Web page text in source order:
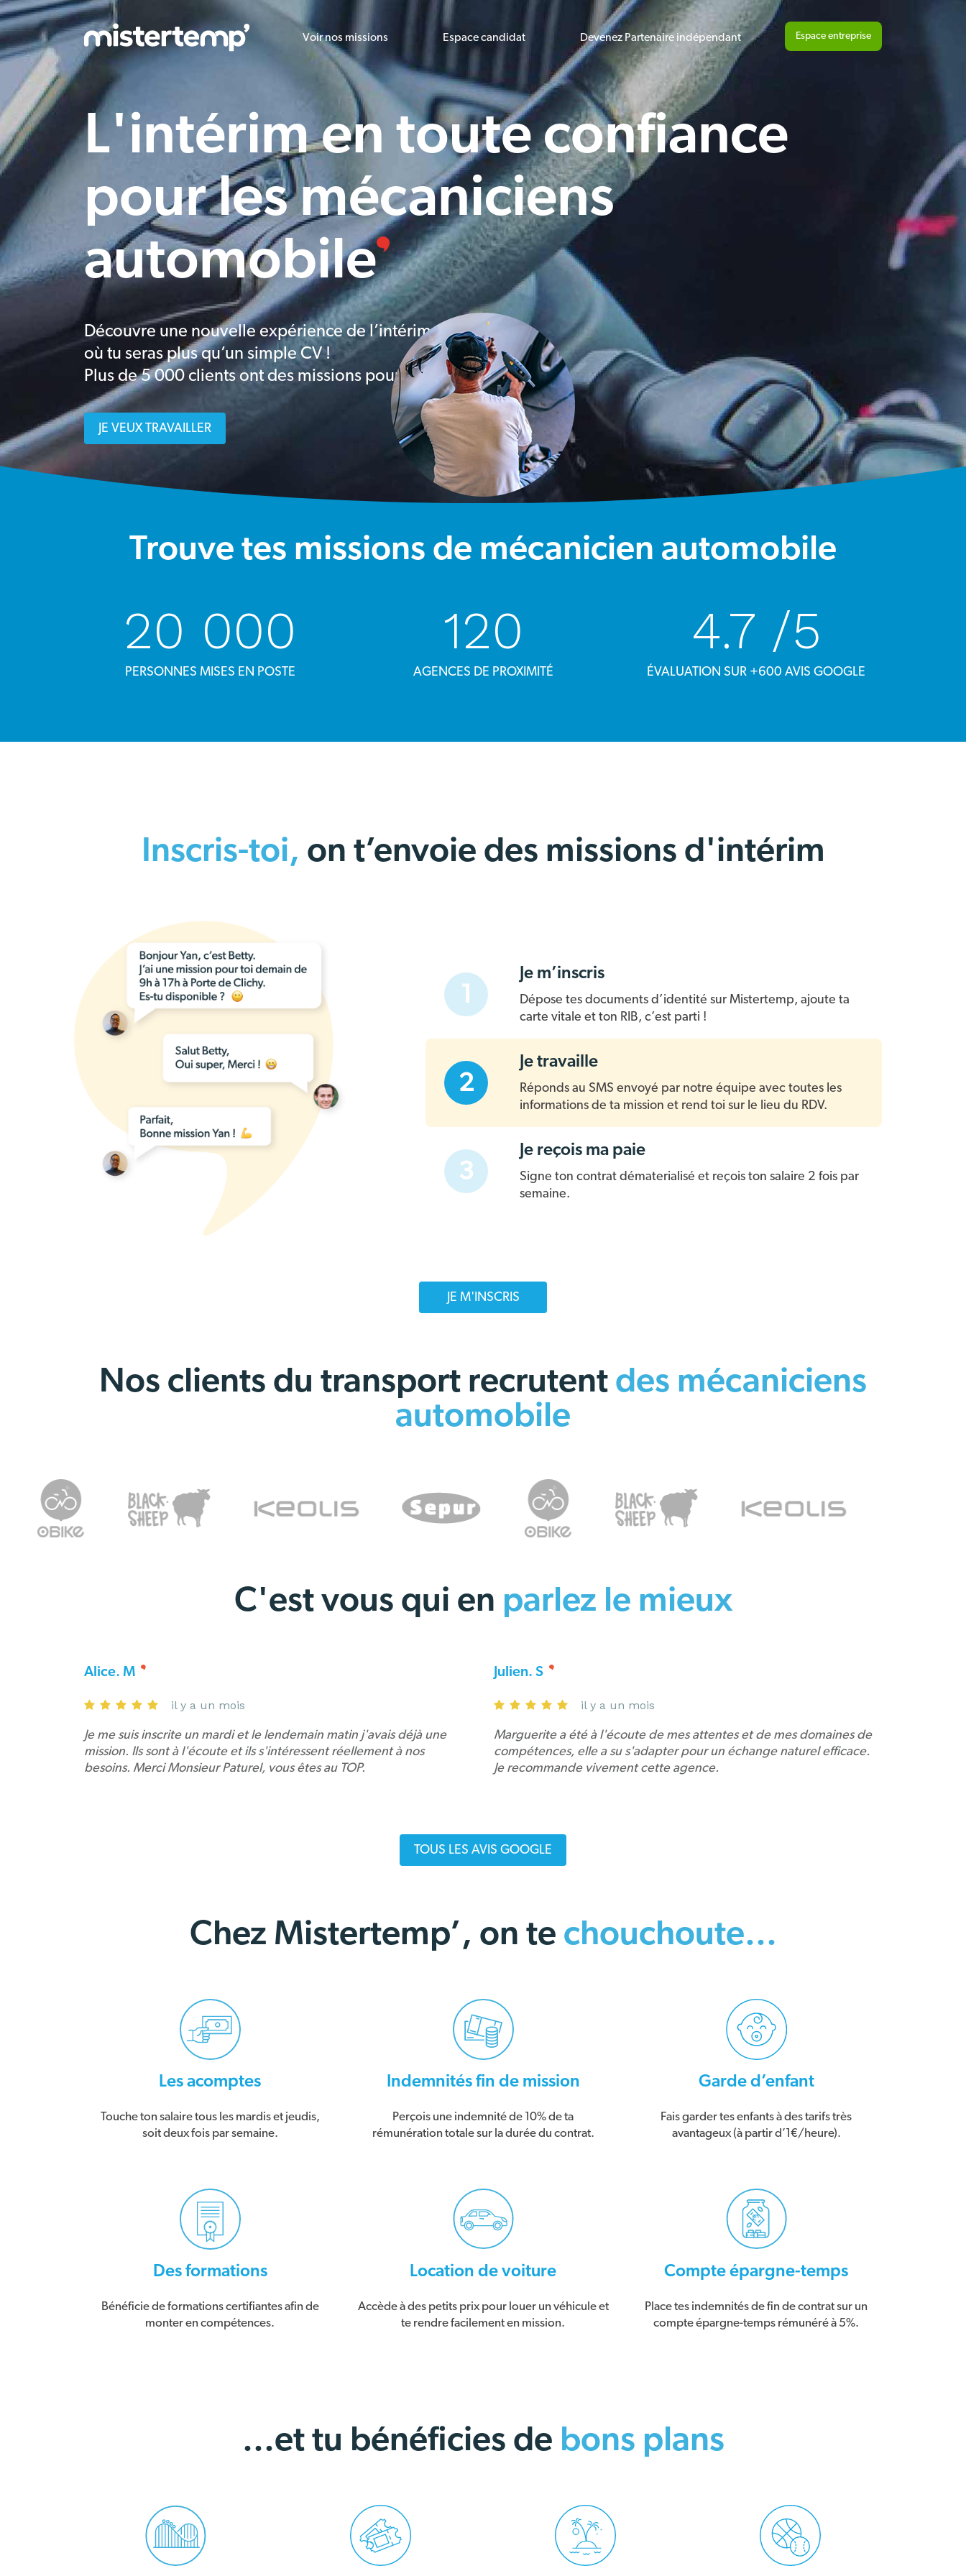
Voir nos missions Espace candidat Devenez Partenaire indépendant Espace entreprise
L'intérim en toute confiance
pour les mécaniciens
automobile
Découvre une nouvelle expérience de l’intérim
où tu seras plus qu’un simple CV !
Plus de 5 000 clients ont des missions pour toi.
JE VEUX TRAVAILLER
Trouve tes missions de mécanicien automobile
20 000
PERSONNES MISES EN POSTE
120
AGENCES DE PROXIMITÉ
4.7 /5
ÉVALUATION SUR +600 AVIS GOOGLE
Inscris-toi, on t’envoie des missions d'intérim
1
Je m’inscris
Dépose tes documents d’identité sur Mistertemp, ajoute ta
carte vitale et ton RIB, c’est parti !
2
Je travaille
Réponds au SMS envoyé par notre équipe avec toutes les
informations de ta mission et rend toi sur le lieu du RDV.
3
Je reçois ma paie
Signe ton contrat dématerialisé et reçois ton salaire 2 fois par
semaine.
JE M'INSCRIS
Nos clients du transport recrutent des mécaniciens
automobile
C'est vous qui en parlez le mieux
Alice. M
il y a un mois
Je me suis inscrite un mardi et le lendemain matin j'avais déjà une
mission. Ils sont à l'écoute et ils s'intéressent réellement à nos
besoins. Merci Monsieur Paturel, vous êtes au TOP.
Julien. S
il y a un mois
Marguerite a été à l'écoute de mes attentes et de mes domaines de
compétences, elle a su s'adapter pour un échange naturel efficace.
Je recommande vivement cette agence.
TOUS LES AVIS GOOGLE
Chez Mistertemp’, on te chouchoute...
Les acomptes
Touche ton salaire tous les mardis et jeudis,
soit deux fois par semaine.
Indemnités fin de mission
Perçois une indemnité de 10% de ta
rémunération totale sur la durée du contrat.
Garde d’enfant
Fais garder tes enfants à des tarifs très
avantageux (à partir d’1€/heure).
Des formations
Bénéficie de formations certifiantes afin de
monter en compétences.
Location de voiture
Accède à des petits prix pour louer un véhicule et
te rendre facilement en mission.
Compte épargne-temps
Place tes indemnités de fin de contrat sur un
compte épargne-temps rémunéré à 5%.
...et tu bénéficies de bons plans